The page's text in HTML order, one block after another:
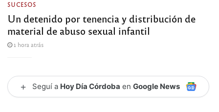
SUCESOS
Un detenido por tenencia y distribución de
material de abuso sexual infantil
1 hora atrás
+ Seguí a Hoy Día Córdoba en Google News